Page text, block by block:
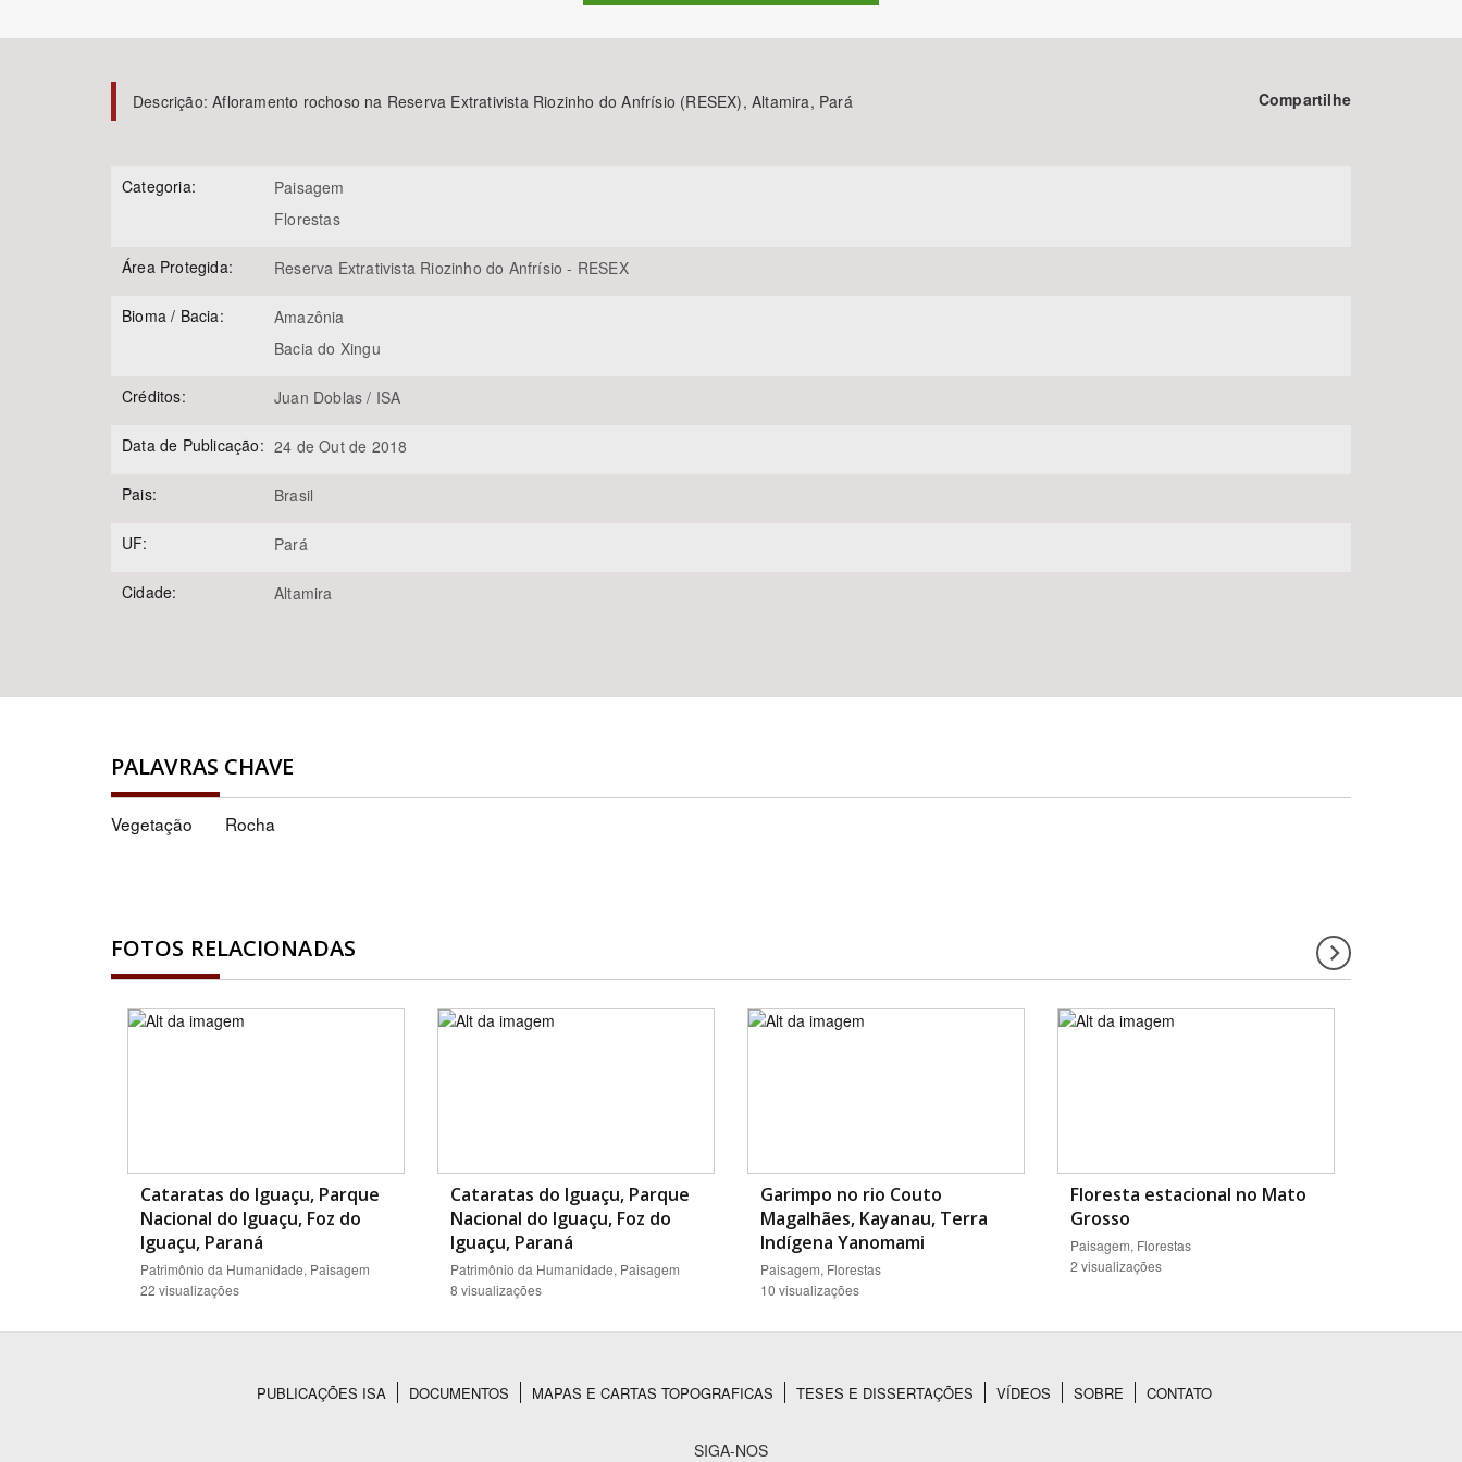
Área de Levantamento Área Protegida
Descrição:Afloramento rochoso na Reserva Extrativista Riozinho do Anfrísio (RESEX), Altamira, Pará Compartilhe
Categoria:
Paisagem
Florestas
Área Protegida: Reserva Extrativista Riozinho do Anfrísio - RESEX
Bioma / Bacia:
Amazônia
Bacia do Xingu
Créditos: Juan Doblas / ISA
Data de Publicação: 24 de Out de 2018
Pais: Brasil
UF: Pará
Cidade: Altamira
PALAVRAS CHAVE
Vegetação Rocha
FOTOS RELACIONADAS
Cataratas do Iguaçu, Parque
Nacional do Iguaçu, Foz do
Iguaçu, Paraná
Patrimônio da Humanidade, Paisagem
22 visualizações
Cataratas do Iguaçu, Parque
Nacional do Iguaçu, Foz do
Iguaçu, Paraná
Patrimônio da Humanidade, Paisagem
8 visualizações
Garimpo no rio Couto
Magalhães, Kayanau, Terra
Indígena Yanomami
Paisagem, Florestas
10 visualizações
Floresta estacional no Mato
Grosso
Paisagem, Florestas
2 visualizações
PUBLICAÇÕES ISA DOCUMENTOS MAPAS E CARTAS TOPOGRAFICAS TESES E DISSERTAÇÕES VÍDEOS SOBRE CONTATO
SIGA-NOS